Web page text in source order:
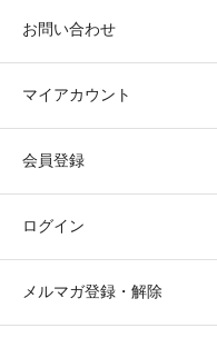
お問い合わせ
マイアカウント
会員登録
ログイン
メルマガ登録・解除